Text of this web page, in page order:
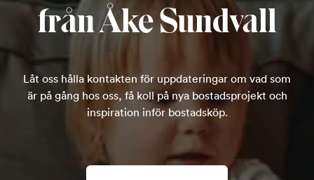
från Åke Sundvall
Låt oss hålla kontakten för uppdateringar om vad som
är på gång hos oss, få koll på nya bostadsprojekt och
inspiration inför bostadsköp.